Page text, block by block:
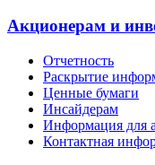
Акционерам и
Отчетность
Раскрытие
Ценные бумаги
Инсайдерам
Информация для
Контактная